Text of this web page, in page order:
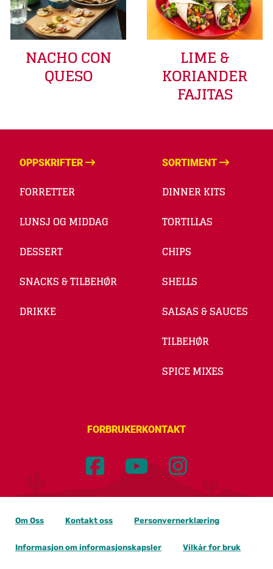
NACHO CON
QUESO
LIME &
KORIANDER
FAJITAS
OPPSKRIFTER
FORRETTER
LUNSJ OG MIDDAG
DESSERT
SNACKS & TILBEHØR
DRIKKE
SORTIMENT
DINNER KITS
TORTILLAS
CHIPS
SHELLS
SALSAS & SAUCES
TILBEHØR
SPICE MIXES
FORBRUKERKONTAKT
Om Oss Kontakt oss Personvernerklæring
Informasjon om informasjonskapsler Vilkår for bruk